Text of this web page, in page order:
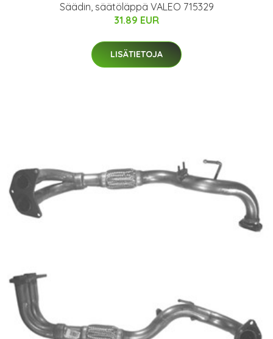
Säädin, säätöläppä VALEO 715329
31.89 EUR
LISÄTIETOJA